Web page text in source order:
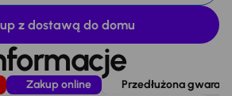
z dostawą do domu
Zakup online Przedłużona